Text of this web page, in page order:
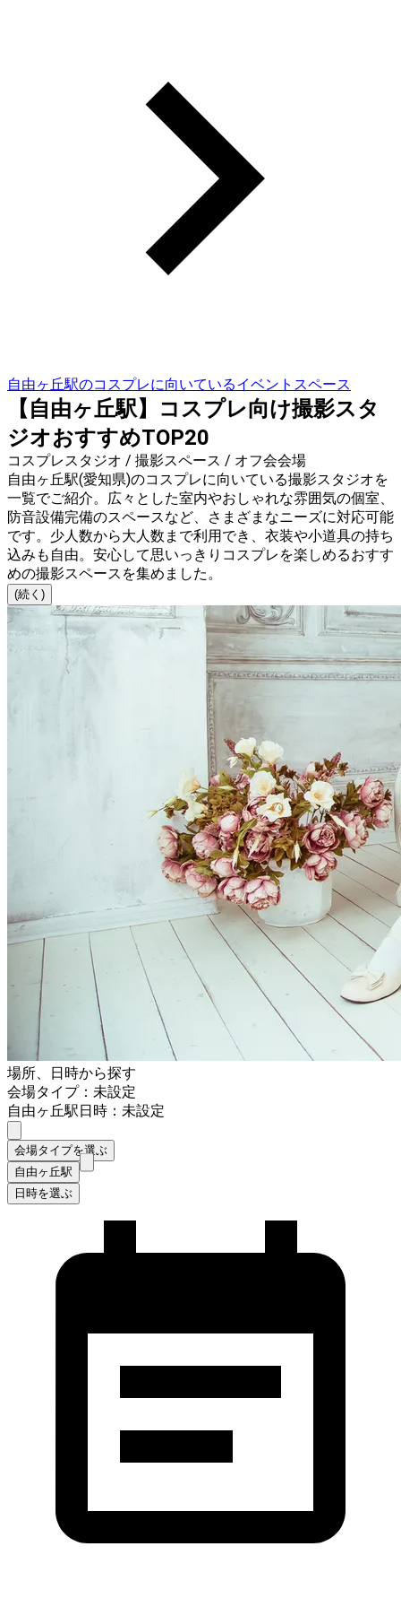
自由ヶ丘駅のコスプレに向いているイベントスペース
【自由ヶ丘駅】コスプレ向け撮影スタ
ジオおすすめTOP20
コスプレスタジオ / 撮影スペース / オフ会会場
自由ヶ丘駅(愛知県)のコスプレに向いている撮影スタジオを
一覧でご紹介。広々とした室内やおしゃれな雰囲気の個室、
防音設備完備のスペースなど、さまざまなニーズに対応可能
です。少人数から大人数まで利用でき、衣装や小道具の持ち
込みも自由。安心して思いっきりコスプレを楽しめるおすす
めの撮影スペースを集めました。
(続く)
場所、日時から探す
会場タイプ：未設定
自由ヶ丘駅日時：未設定
会場タイプを選ぶ
自由ヶ丘駅
日時を選ぶ